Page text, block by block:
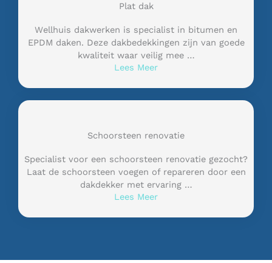
Plat dak
Wellhuis dakwerken is specialist in bitumen en
EPDM daken. Deze dakbedekkingen zijn van goede
kwaliteit waar veilig mee …
Lees Meer
Schoorsteen renovatie
Specialist voor een schoorsteen renovatie gezocht?
Laat de schoorsteen voegen of repareren door een
dakdekker met ervaring …
Lees Meer